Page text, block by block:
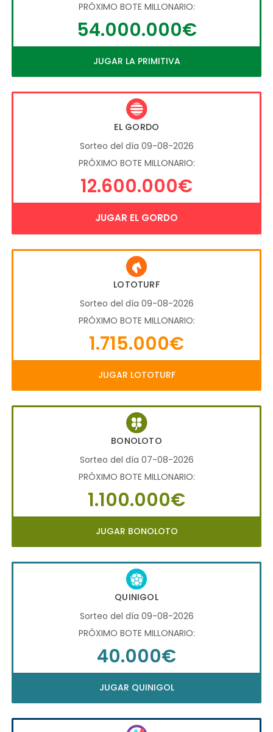
PRÓXIMO BOTE MILLONARIO:
54.000.000€
JUGAR LA PRIMITIVA
EL GORDO
Sorteo del día 09-08-2026
PRÓXIMO BOTE MILLONARIO:
12.600.000€
JUGAR EL GORDO
LOTOTURF
Sorteo del día 09-08-2026
PRÓXIMO BOTE MILLONARIO:
1.715.000€
JUGAR LOTOTURF
BONOLOTO
Sorteo del día 07-08-2026
PRÓXIMO BOTE MILLONARIO:
1.100.000€
JUGAR BONOLOTO
QUINIGOL
Sorteo del día 09-08-2026
PRÓXIMO BOTE MILLONARIO:
40.000€
JUGAR QUINIGOL